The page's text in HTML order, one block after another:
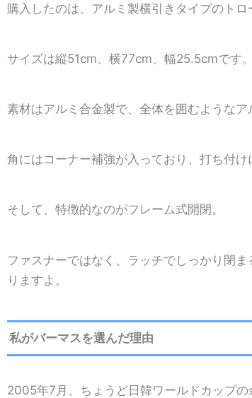
購入したのは、アルミ製横引きタイプのトロ
サイズは縦51cm、横77cm、幅25.5cmです。
素材はアルミ合金製で、全体を囲むようなア
角にはコーナー補強が入っており、打ち付け
そして、特徴的なのがフレーム式開閉。
ファスナーではなく、ラッチでしっかり閉
りますよ。
私がバーマスを選んだ理由
2005年7月、ちょうど日韓ワールドカップの